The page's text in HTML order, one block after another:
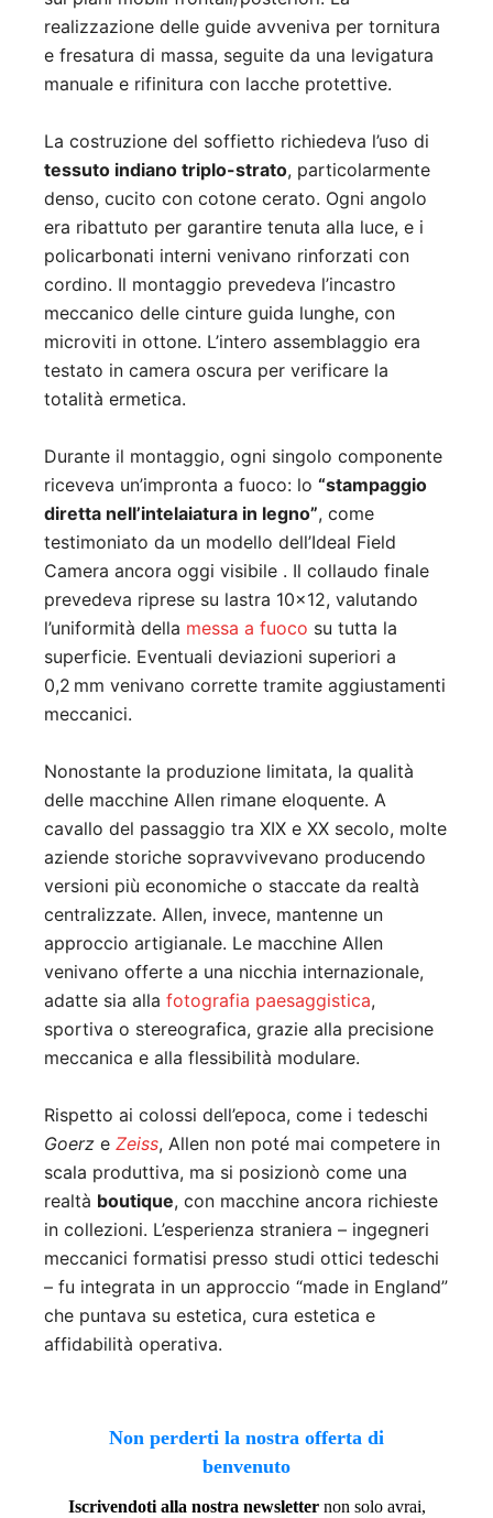
realizzazione delle guide avveniva per tornitura
e fresatura di massa, seguite da una levigatura
manuale e rifinitura con lacche protettive.
La costruzione del soffietto richiedeva l’uso di
tessuto indiano triplo-strato, particolarmente
denso, cucito con cotone cerato. Ogni angolo
era ribattuto per garantire tenuta alla luce, e i
policarbonati interni venivano rinforzati con
cordino. Il montaggio prevedeva l’incastro
meccanico delle cinture guida lunghe, con
microviti in ottone. L’intero assemblaggio era
testato in camera oscura per verificare la
totalità ermetica.
Durante il montaggio, ogni singolo componente
riceveva un’impronta a fuoco: lo “stampaggio
diretta nell’intelaiatura in legno”, come
testimoniato da un modello dell’Ideal Field
Camera ancora oggi visibile . Il collaudo finale
prevedeva riprese su lastra 10×12, valutando
l’uniformità della messa a fuoco su tutta la
superficie. Eventuali deviazioni superiori a
0,2 mm venivano corrette tramite aggiustamenti
meccanici.
Nonostante la produzione limitata, la qualità
delle macchine Allen rimane eloquente. A
cavallo del passaggio tra XIX e XX secolo, molte
aziende storiche sopravvivevano producendo
versioni più economiche o staccate da realtà
centralizzate. Allen, invece, mantenne un
approccio artigianale. Le macchine Allen
venivano offerte a una nicchia internazionale,
adatte sia alla fotografia paesaggistica,
sportiva o stereografica, grazie alla precisione
meccanica e alla flessibilità modulare.
Rispetto ai colossi dell’epoca, come i tedeschi
Goerz e Zeiss, Allen non poté mai competere in
scala produttiva, ma si posizionò come una
realtà boutique, con macchine ancora richieste
in collezioni. L’esperienza straniera – ingegneri
meccanici formatisi presso studi ottici tedeschi
– fu integrata in un approccio “made in England”
che puntava su estetica, cura estetica e
affidabilità operativa.
Non perderti la nostra offerta di
benvenuto
Iscrivendoti alla nostra newsletternon solo avrai,